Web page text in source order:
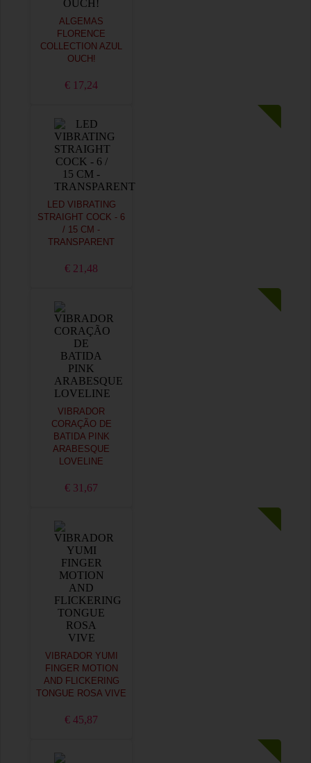
ALGEMAS
FLORENCE
COLLECTION AZUL
OUCH!
€ 17,24
LED VIBRATING
STRAIGHT COCK - 6
/ 15 CM -
TRANSPARENT
€ 21,48
VIBRADOR
CORAÇÃO DE
BATIDA PINK
ARABESQUE
LOVELINE
€ 31,67
VIBRADOR YUMI
FINGER MOTION
AND FLICKERING
TONGUE ROSA VIVE
€ 45,87